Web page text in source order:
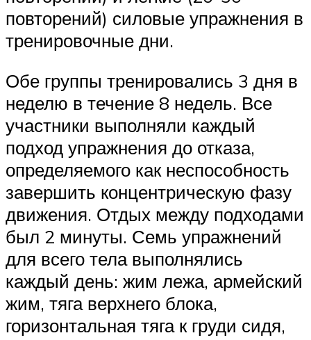
повторений) силовые упражнения в
тренировочные дни.
Обе группы тренировались 3 дня в
неделю в течение 8 недель. Все
участники выполняли каждый
подход упражнения до отказа,
определяемого как неспособность
завершить концентрическую фазу
движения. Отдых между подходами
был 2 минуты. Семь упражнений
для всего тела выполнялись
каждый день: жим лежа, армейский
жим, тяга верхнего блока,
горизонтальная тяга к груди сидя,